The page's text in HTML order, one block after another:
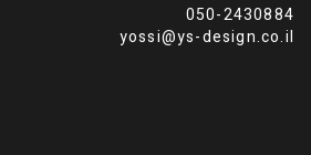
050-2430884
yossi@ys-design.co.il